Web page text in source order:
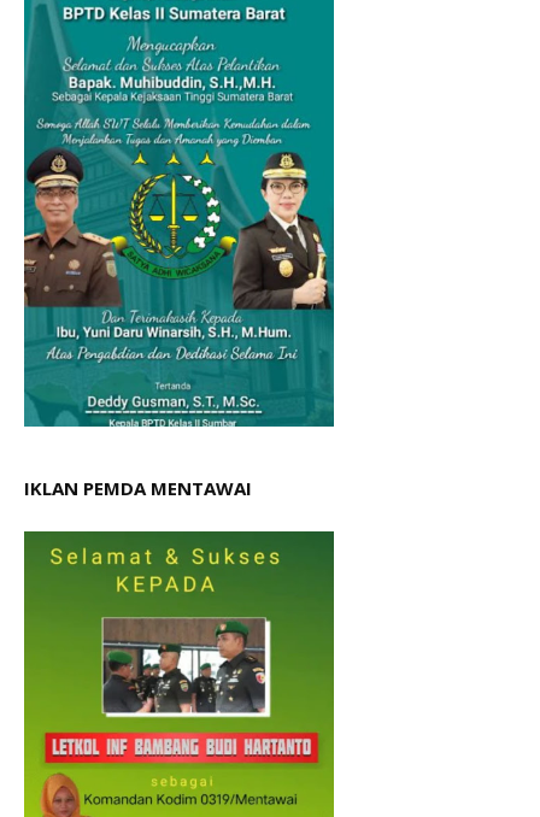
IKLAN PEMDA MENTAWAI